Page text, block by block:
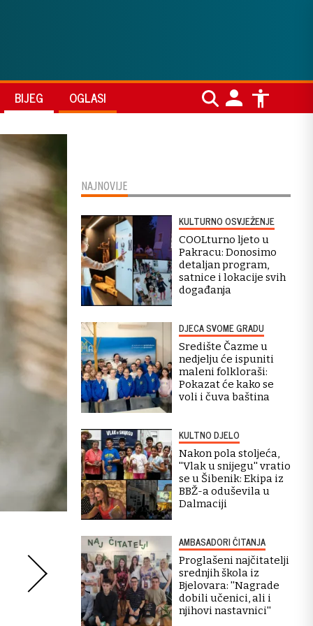
BIJEG OGLASI
NAJNOVIJE
KULTURNO OSVJEŽENJE
COOLturno ljeto u
Pakracu: Donosimo
detaljan program,
satnice i lokacije svih
događanja
DJECA SVOME GRADU
Središte Čazme u
nedjelju će ispuniti
maleni folkloraši:
Pokazat će kako se
voli i čuva baština
KULTNO DJELO
Nakon pola stoljeća,
''Vlak u snijegu'' vratio
se u Šibenik: Ekipa iz
BBŽ-a oduševila u
Dalmaciji
AMBASADORI ČITANJA
Proglašeni najčitatelji
srednjih škola iz
Bjelovara: ''Nagrade
dobili učenici, ali i
njihovi nastavnici''